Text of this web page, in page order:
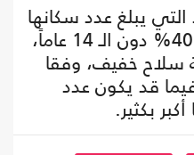
يبلغ عدد سكانها
40 مليون نسمة، منهم 40% دون الـ 14 عاماً،
قطعة سلاح خفيف، وفقا
أجري عام 2017، فيما قد يكون عدد
بكثير.